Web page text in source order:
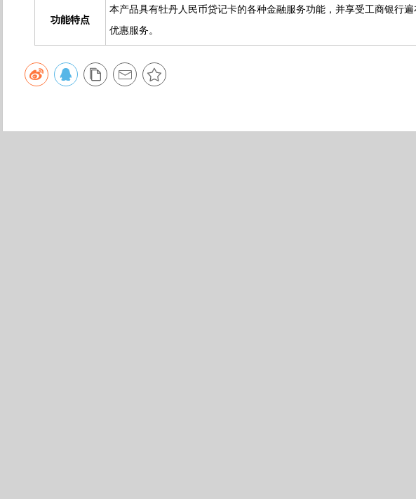
功能特点
本产品具有牡丹人民币贷记卡的各种金融服务功能，并享受工商银行
优惠服务。